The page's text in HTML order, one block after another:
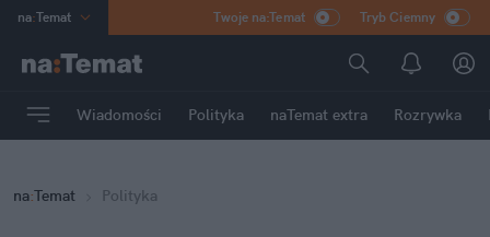
na:Temat
Poland
mama
Rozrywka
Twoje na:Temat Tryb Ciemny
Wiadomości Polityka naTemat extra Rozrywka
na:Temat Polityka